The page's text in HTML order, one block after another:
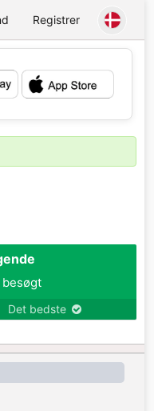
Registrer
💕
Det bedste